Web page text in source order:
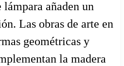
lámpara añaden un
Las obras de arte en
geométricas y
la madera